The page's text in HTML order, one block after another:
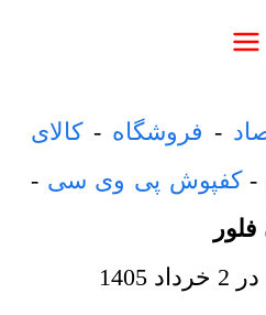
- فروشگاه -کالای
-کفپوش پی وی سی -
2 خرداد 1405